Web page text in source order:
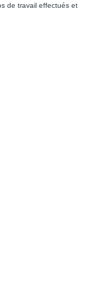
de travail effectués et